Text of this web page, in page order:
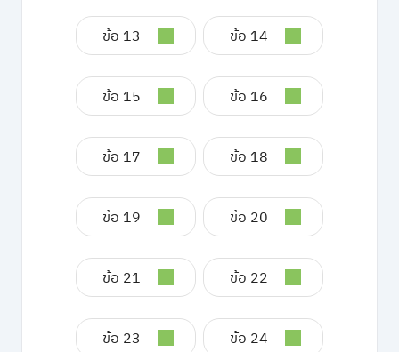
ข้อ 13 ข้อ 14
ข้อ 15 ข้อ 16
ข้อ 17 ข้อ 18
ข้อ 19 ข้อ 20
ข้อ 21 ข้อ 22
ข้อ 23 ข้อ 24